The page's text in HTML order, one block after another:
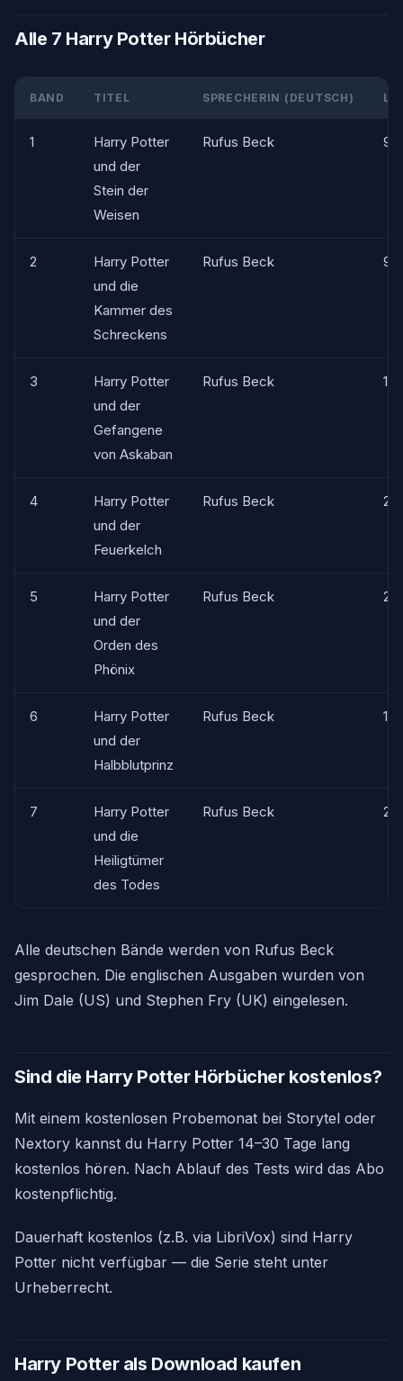
Alle 7 Harry Potter Hörbücher
BAND TITEL SPRECHERIN (DEUTSCH)
1
Harry Potter
und der
Stein der
Weisen
Rufus Beck 9h
2
Harry Potter
und die
Kammer des
Schreckens
Rufus Beck 9h
3
Harry Potter
und der
Gefangene
von Askaban
Rufus Beck 11h
4
Harry Potter
und der
Feuerkelch
Rufus Beck
5
Harry Potter
und der
Orden des
Phönix
Rufus Beck
6
Harry Potter
und der
Halbblutprinz
Rufus Beck 17h
7
Harry Potter
und die
Heiligtümer
des Todes
Rufus Beck
Alle deutschen Bände werden von Rufus Beck
gesprochen. Die englischen Ausgaben wurden von
Jim Dale (US) und Stephen Fry (UK) eingelesen.
Sind die Harry Potter Hörbücher kostenlos?
Mit einem kostenlosen Probemonat bei Storytel oder
Nextory kannst du Harry Potter 14–30 Tage lang
kostenlos hören. Nach Ablauf des Tests wird das Abo
kostenpflichtig.
Dauerhaft kostenlos (z.B. via LibriVox) sind Harry
Potter nicht verfügbar — die Serie steht unter
Urheberrecht.
Harry Potter als Download kaufen